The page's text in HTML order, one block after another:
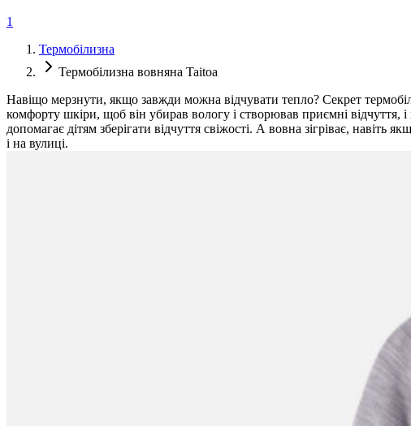
1
Термобілизна
Термобілизна вовняна Taitoa
Навіщо мерзнути, якщо завжди можна відчувати тепло? Секрет
комфорту шкіри, щоб він убирав вологу і створював приємні відчуття,
допомагає дітям зберігати відчуття свіжості. А вовна зігріває,
і на вулиці.